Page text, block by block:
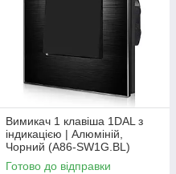
Вимикач 1 клавіша 1DAL з
індикацією | Алюміній,
Чорний (А86-SW1G.BL)
Готово до відправки